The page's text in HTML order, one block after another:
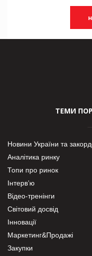
ТЕМИ
Новини України та
Аналітика ринку
Топи про ринок
Інтерв’ю
Відео-тренінги
Світовий досвід
Інновації
Маркетинг&Продажі
Закупки